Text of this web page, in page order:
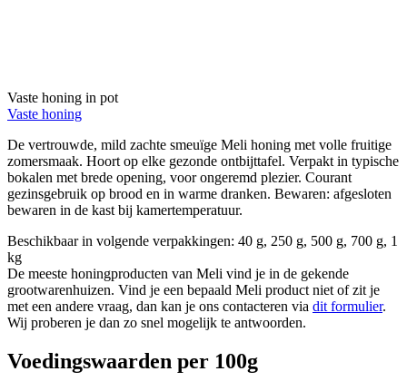
Vaste honing in pot
Vaste honing
De vertrouwde, mild zachte smeuïge Meli honing met volle fruitige
zomersmaak. Hoort op elke gezonde ontbijttafel. Verpakt in typische
bokalen met brede opening, voor ongeremd plezier. Courant
gezinsgebruik op brood en in warme dranken. Bewaren: afgesloten
bewaren in de kast bij kamertemperatuur.
Beschikbaar in volgende verpakkingen: 40 g, 250 g, 500 g, 700 g, 1
kg
De meeste honingproducten van Meli vind je in de gekende
grootwarenhuizen. Vind je een bepaald Meli product niet of zit je
met een andere vraag, dan kan je ons contacteren via dit formulier.
Wij proberen je dan zo snel mogelijk te antwoorden.
Voedingswaarden per 100g